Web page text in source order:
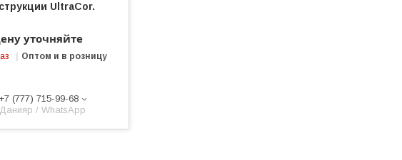
UltraCor.
уточняйте
Оптом и в розницу
+7 (777) 715-99-68
Данияр / WhatsApp